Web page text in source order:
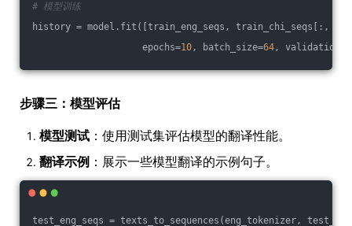
# 模型训练
history = model.fit([train_eng_seqs, train_chi_seqs[:, :
epochs=10, batch_size=64,
步骤三：模型评估
模型测试 ：使用测试集评估模型的翻译性能。
翻译示例 ：展示一些模型翻译的示例句子。
test_eng_seqs = texts_to_sequences(eng_tokenizer,